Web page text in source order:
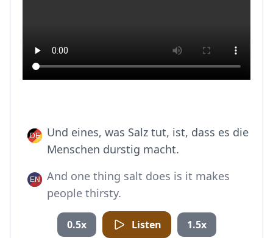
Und eines, was Salz tut, ist, dass es die
Menschen durstig macht.
And one thing salt does is it makes
people thirsty.
0.5x Listen 1.5x